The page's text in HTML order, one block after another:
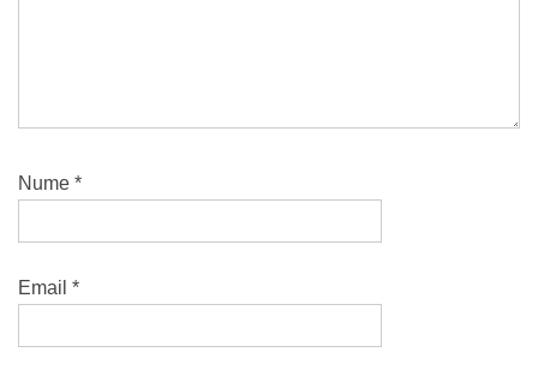
Nume *
Email *